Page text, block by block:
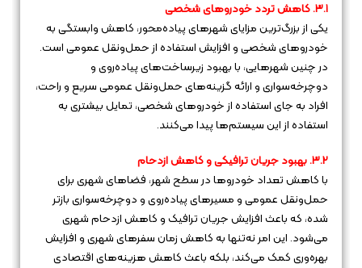
۳.۱. کاهش تردد خودروهای شخصی
یکی از بزرگ‌ترین مزایای شهرهای پیاده‌محور، کاهش وابستگی به
خودروهای شخصی و افزایش استفاده از حمل‌ونقل عمومی است.
در چنین شهرهایی، با بهبود زیرساخت‌های پیاده‌روی و
دوچرخه‌سواری و ارائه گزینه‌های حمل‌ونقل عمومی سریع و راحت،
افراد به جای استفاده از خودروهای شخصی، تمایل بیشتری به
استفاده از این سیستم‌ها پیدا می‌کنند.
۳.۲. بهبود جریان ترافیکی و کاهش ازدحام
با کاهش تعداد خودروها در سطح شهر، فضاهای شهری برای
حمل‌ونقل عمومی و مسیرهای پیاده‌روی و دوچرخه‌سواری بازتر
شده، که باعث افزایش جریان ترافیک و کاهش ازدحام شهری
می‌شود. این امر نه‌تنها به کاهش زمان سفرهای شهری و افزایش
بهره‌وری کمک می‌کند، بلکه باعث کاهش هزینه‌های اقتصادی